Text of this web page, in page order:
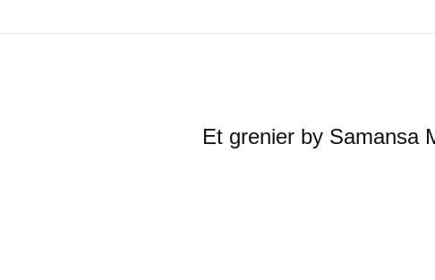
Et grenier by